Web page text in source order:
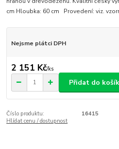
cm Hloubka: 60 cm Provedení: viz.
Nejsme plátci DPH
2 151 Kč/ks
Přidat do
Číslo produktu:
16415
Hlídat cenu / dostupnost